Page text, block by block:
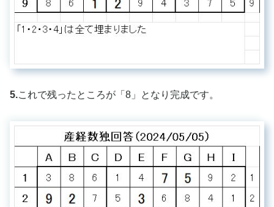
5.これで残ったところが「8」となり完成です。